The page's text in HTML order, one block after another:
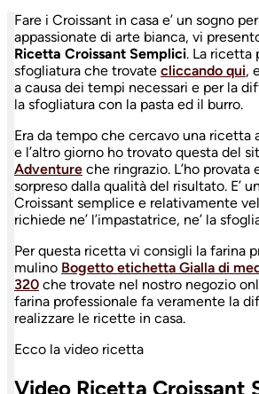
Fare i Croissant in casa e’ un sogno
appassionate di arte bianca, vi
Ricetta Croissant Semplici. La ricetta
sfogliatura che trovate cliccando qui,
a causa dei tempi necessari e per la
la sfogliatura con la pasta ed il burro.
Era da tempo che cercavo una
e l’altro giorno ho trovato questa del
Adventure che ringrazio. L’ho provata
sorpreso dalla qualità del risultato. E’
Croissant semplice e relativamente
richiede ne’ l’impastatrice, ne’ la
Per questa ricetta vi consigli la farina
mulino Bogetto etichetta Gialla di
320 che trovate nel nostro negozio
farina professionale fa veramente la
realizzare le ricette in casa.
Ecco la video ricetta
Video Ricetta Croissant